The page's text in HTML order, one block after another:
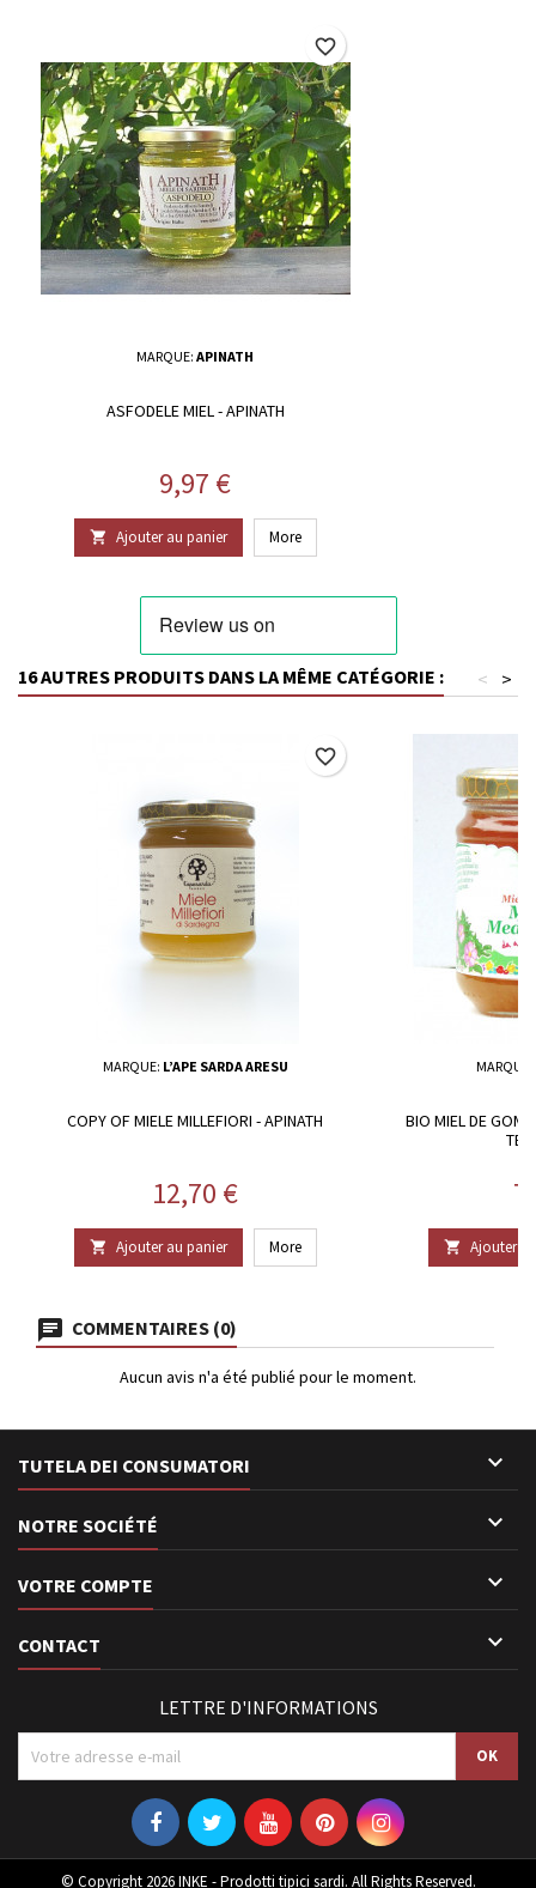
MARQUE: APINATH
ASFODELE MIEL - APINATH
Prix
9,97 €
 Ajouter au panier More
favorite_border
16 AUTRES PRODUITS DANS LA MÊME CATÉGORIE : >
<
MARQUE: L’APE SARDA ARESU
COPY OF MIELE MILLEFIORI - APINATH
Prix
12,70 €
 Ajouter au panier More
favorite_border
MARQUE:
BIO MIEL DE
 Ajouter
COMMENTAIRES (0)
Aucun avis n'a été publié pour le moment.
TUTELA DEI CONSUMATORI 
NOTRE SOCIÉTÉ 
VOTRE COMPTE 
CONTACT 
LETTRE D'INFORMATIONS
© Copyright 2026 INKE - Prodotti tipici sardi. All Rights Reserved.